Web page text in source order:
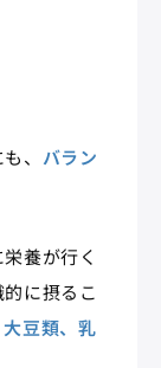
、 バラン
養が行く
に摂るこ
豆類、乳